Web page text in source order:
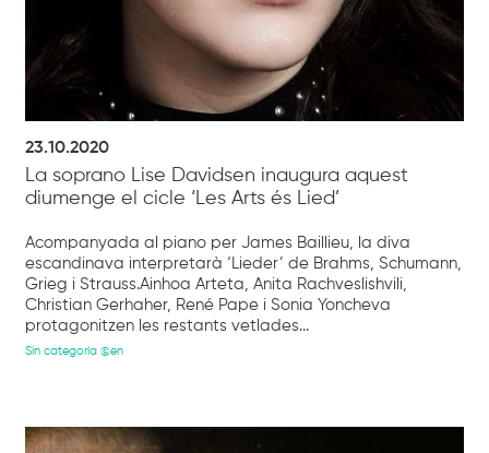
23.10.2020
La soprano Lise Davidsen inaugura aquest
diumenge el cicle ‘Les Arts és Lied’
Acompanyada al piano per James Baillieu, la diva
escandinava interpretarà ‘Lieder’ de Brahms, Schumann,
Grieg i Strauss.Ainhoa Arteta, Anita Rachveslishvili,
Christian Gerhaher, René Pape i Sonia Yoncheva
protagonitzen les restants vetlades...
Sin categoría @en